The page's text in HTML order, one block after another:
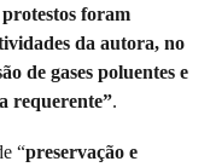
protestos foram
da autora, no
de gases poluentes e
requerente”.
“preservação e